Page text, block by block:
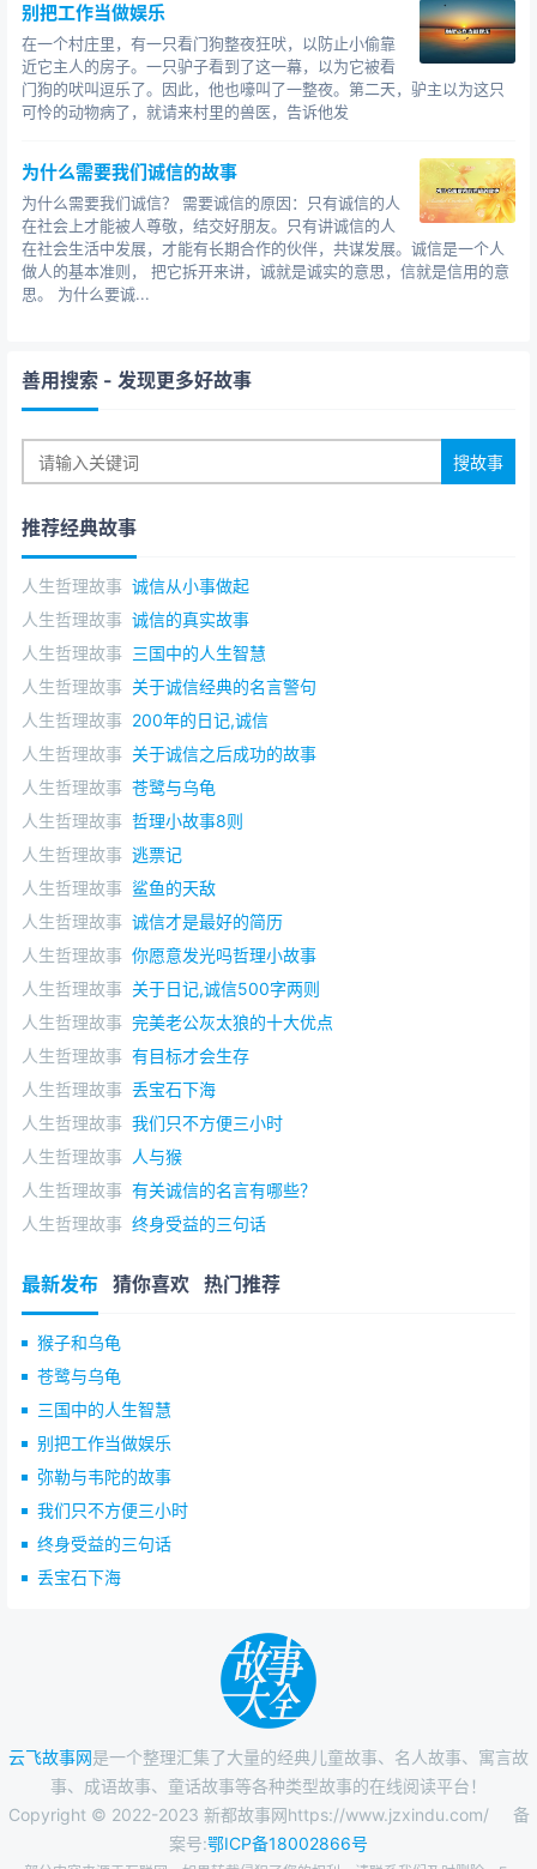
别把工作当做娱乐
在一个村庄里，有一只看门狗整夜狂吠，以防止小偷靠
近它主人的房子。一只驴子看到了这一幕，以为它被看
门狗的吠叫逗乐了。因此，他也嚎叫了一整夜。第二天，驴主以为这只
可怜的动物病了，就请来村里的兽医，告诉他发
为什么需要我们诚信的故事
为什么需要我们诚信？ 需要诚信的原因：只有诚信的人
在社会上才能被人尊敬，结交好朋友。只有讲诚信的人
在社会生活中发展，才能有长期合作的伙伴，共谋发展。诚信是一个人
做人的基本准则， 把它拆开来讲，诚就是诚实的意思，信就是信用的意
思。 为什么要诚...
善用搜索 - 发现更多好故事
推荐经典故事
人生哲理故事 诚信从小事做起
人生哲理故事 诚信的真实故事
人生哲理故事 三国中的人生智慧
人生哲理故事 关于诚信经典的名言警句
人生哲理故事 200年的日记,诚信
人生哲理故事 关于诚信之后成功的故事
人生哲理故事 苍鹭与乌龟
人生哲理故事 哲理小故事8则
人生哲理故事 逃票记
人生哲理故事 鲨鱼的天敌
人生哲理故事 诚信才是最好的简历
人生哲理故事 你愿意发光吗哲理小故事
人生哲理故事 关于日记,诚信500字两则
人生哲理故事 完美老公灰太狼的十大优点
人生哲理故事 有目标才会生存
人生哲理故事 丢宝石下海
人生哲理故事 我们只不方便三小时
人生哲理故事 人与猴
人生哲理故事 有关诚信的名言有哪些？
人生哲理故事 终身受益的三句话
最新发布 猜你喜欢 热门推荐
猴子和乌龟
苍鹭与乌龟
三国中的人生智慧
别把工作当做娱乐
弥勒与韦陀的故事
我们只不方便三小时
终身受益的三句话
丢宝石下海
云飞故事网是一个整理汇集了大量的经典儿童故事、名人故事、寓言故
事、成语故事、童话故事等各种类型故事的在线阅读平台！
Copyright © 2022-2023 新都故事网https://www.jzxindu.com/
备
案号:鄂ICP备18002866号